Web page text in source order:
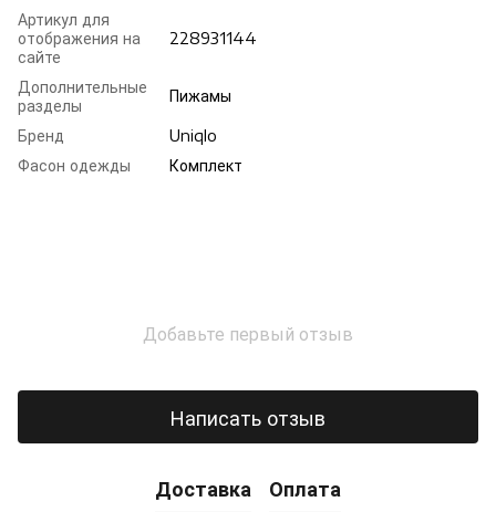
Артикул для
отображения на
сайте
228931144
Дополнительные
разделы
Пижамы
Бренд
Uniqlo
Фасон одежды
Комплект
Добавьте первый отзыв
Написать отзыв
Доставка Оплата